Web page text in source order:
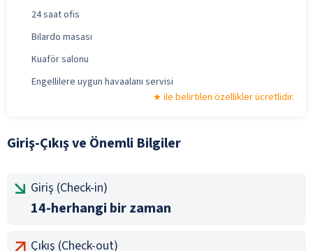
24 saat ofis
Bilardo masası
Kuaför salonu
Engellilere uygun havaalanı servisi
ile belirtilen özellikler ücretlidir.
Giriş-Çıkış ve Önemli Bilgiler
Giriş (Check-in)
14-herhangi bir zaman
Çıkış (Check-out)